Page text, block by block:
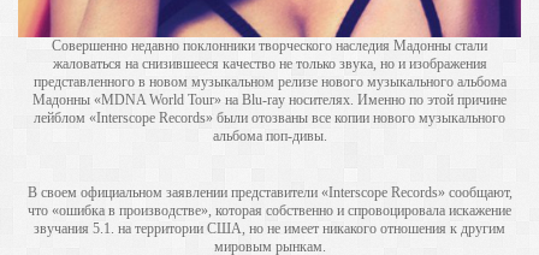
Совершенно недавно поклонники творческого наследия Мадонны стали
жаловаться на снизившееся качество не только звука, но и изображения
представленного в новом музыкальном релизе нового музыкального альбома
Мадонны «MDNA World Tour» на Blu-ray носителях. Именно по этой причине
лейблом «Interscope Records» были отозваны все копии нового музыкального
альбома поп-дивы.
В своем официальном заявлении представители «Interscope Records» сообщают,
что «ошибка в производстве», которая собственно и спровоцировала искажение
звучания 5.1. на территории США, но не имеет никакого отношения к другим
мировым рынкам.